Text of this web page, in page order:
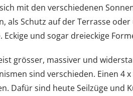
mit den verschiedenen
als Schutz auf der Terrasse
und sogar dreieckige
grösser, massiver und
sind verschieden. Einen
Dafür sind heute Seilzüge und